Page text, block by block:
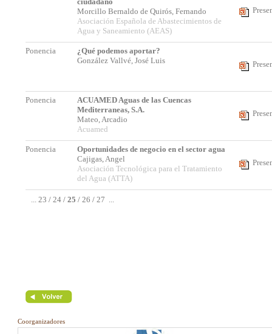
Morcillo Bernaldo de Quirós, Fernando
Asociación Española de Abastecimientos de
Agua y Saneamiento (AEAS)
Ponencia
¿Qué podemos aportar?
González Vallvé, José Luis
Ponencia
ACUAMED Aguas de las Cuencas
Mediterraneas, S.A.
Mateo, Arcadio
Acuamed
Ponencia
Oportunidades de negocio en el sector agua
Cajigas, Angel
Asociación Tecnológica para el Tratamiento
del Agua (ATTA)
... 23 / 24 / 25 / 26 / 27 ...
Coorganizadores